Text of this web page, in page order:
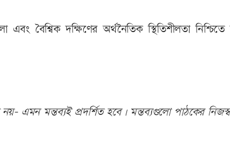
বৈশ্বিক দক্ষিণের অর্থনৈতিক স্থিতিশীলতা
এমন মন্তব্যই প্রদর্শিত হবে। মন্তব্যগুলো পাঠকের নিজস্ব